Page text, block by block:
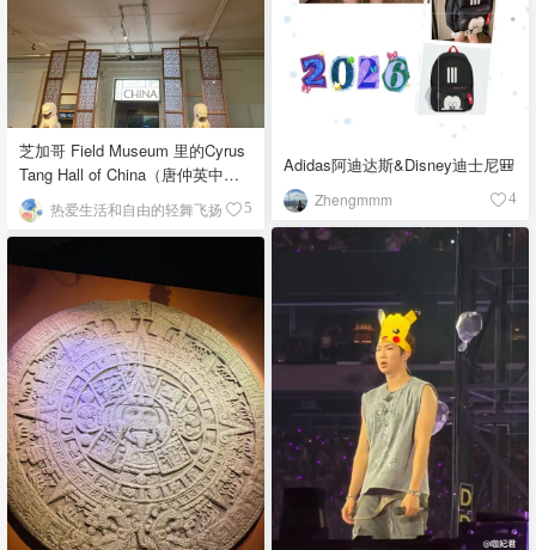
Adidas阿迪达斯&Disney迪士尼🎒
Zhengmmm 4
芝加哥 Field Museum 里的Cyrus
Tang Hall of China（唐仲英中国
馆） 热爱生活和自由的轻舞飞扬 5